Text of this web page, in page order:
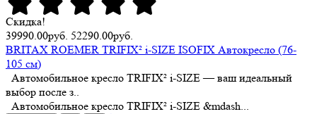
Скидка!
39990.00руб. 52290.00руб.
BRITAX ROEMER TRIFIX² i-SIZE ISOFIX Автокресло (76-
105 см)
Автомобильное кресло TRIFIX² i-SIZE — ваш идеальный
выбор после з..
Автомобильное кресло TRIFIX² i-SIZE &mdash...